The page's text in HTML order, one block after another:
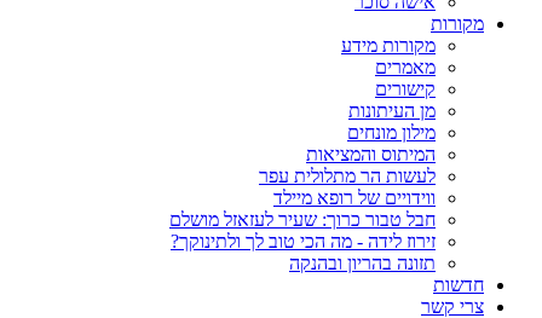
מקורות
מקורות מידע
מאמרים
קישורים
מן העיתונות
מילון מונחים
המיתוס והמציאות
לעשות הר מתלולית עפר
ווידויים של רופא מיילד
חבל טבור כרוך: שעיר לעזאזל מושלם
זירוז לידה - מה הכי טוב לך ולתינוקך?
תזונה בהריון ובהנקה
חדשות
צרי קשר